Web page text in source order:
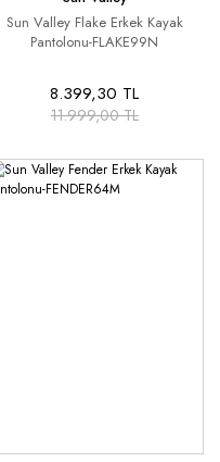
Sun Valley Flake Erkek Kayak
Pantolonu-FLAKE99N
8.399,30 TL
11.999,00 TL